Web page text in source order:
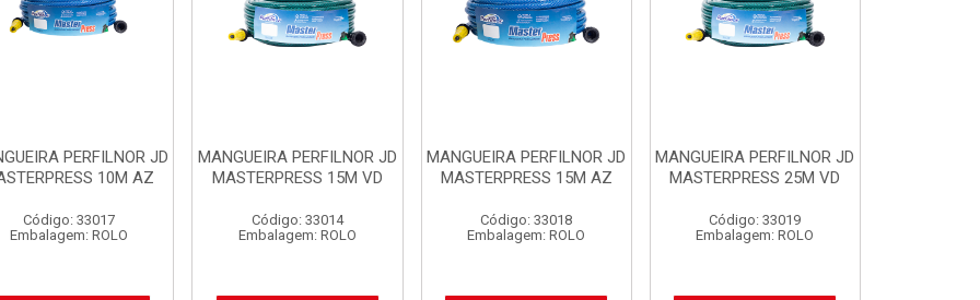
PERFILNOR JD
10M AZ
Código: 33017
Embalagem: ROLO
MANGUEIRA PERFILNOR JD
MASTERPRESS 15M VD
Código: 33014
Embalagem: ROLO
MANGUEIRA PERFILNOR JD
MASTERPRESS 15M AZ
Código: 33018
Embalagem: ROLO
MANGUEIRA PERFILNOR JD
MASTERPRESS 25M VD
Código: 33019
Embalagem: ROLO